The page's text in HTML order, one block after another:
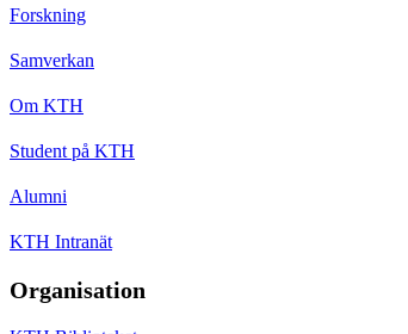
Forskning
Samverkan
Om KTH
Student på KTH
Alumni
KTH Intranät
Organisation